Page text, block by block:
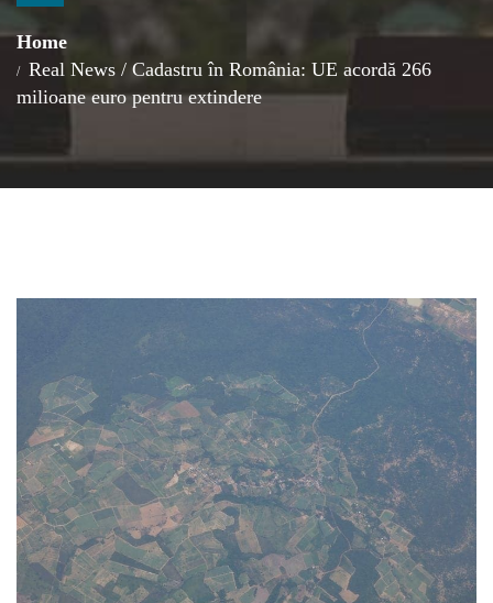
Home
Real News / Cadastru în România: UE acordă 266
milioane euro pentru extindere